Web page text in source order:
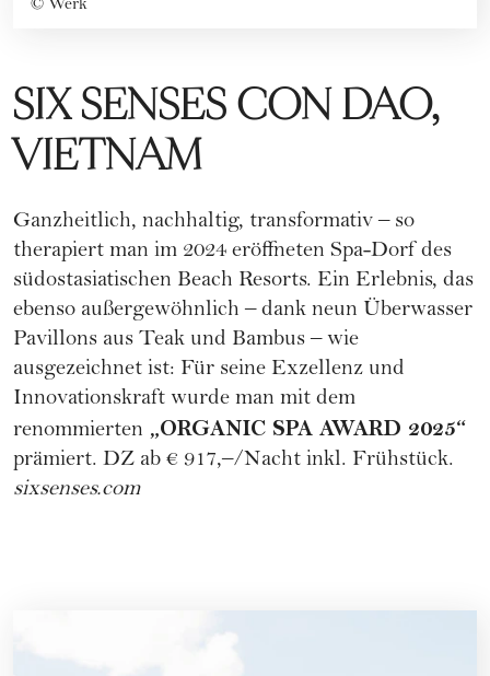
© Werk
SIX SENSES CON DAO,
VIETNAM
Ganzheitlich, nachhaltig, transformativ – so
therapiert man im 2024 eröffneten Spa-Dorf des
südostasiatischen Beach Resorts. Ein Erlebnis, das
ebenso außergewöhnlich – dank neun Überwasser
Pavillons aus Teak und Bambus – wie
ausgezeichnet ist: Für seine Exzellenz und
Innovationskraft wurde man mit dem
renommierten „ORGANIC SPA AWARD 2025“
prämiert. DZ ab € 917,–/Nacht inkl. Frühstück.
sixsenses.com